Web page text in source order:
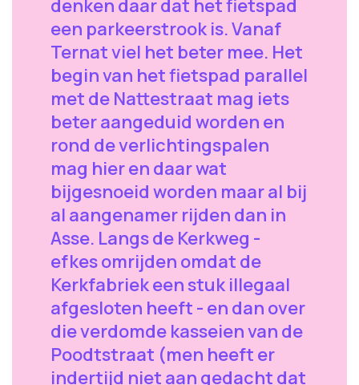
denken daar dat het fietspad
een parkeerstrook is. Vanaf
Ternat viel het beter mee. Het
begin van het fietspad parallel
met de Nattestraat mag iets
beter aangeduid worden en
rond de verlichtingspalen
mag hier en daar wat
bijgesnoeid worden maar al bij
al aangenamer rijden dan in
Asse. Langs de Kerkweg -
efkes omrijden omdat de
Kerkfabriek een stuk illegaal
afgesloten heeft - en dan over
die verdomde kasseien van de
Poodtstraat (men heeft er
indertijd niet aan gedacht dat